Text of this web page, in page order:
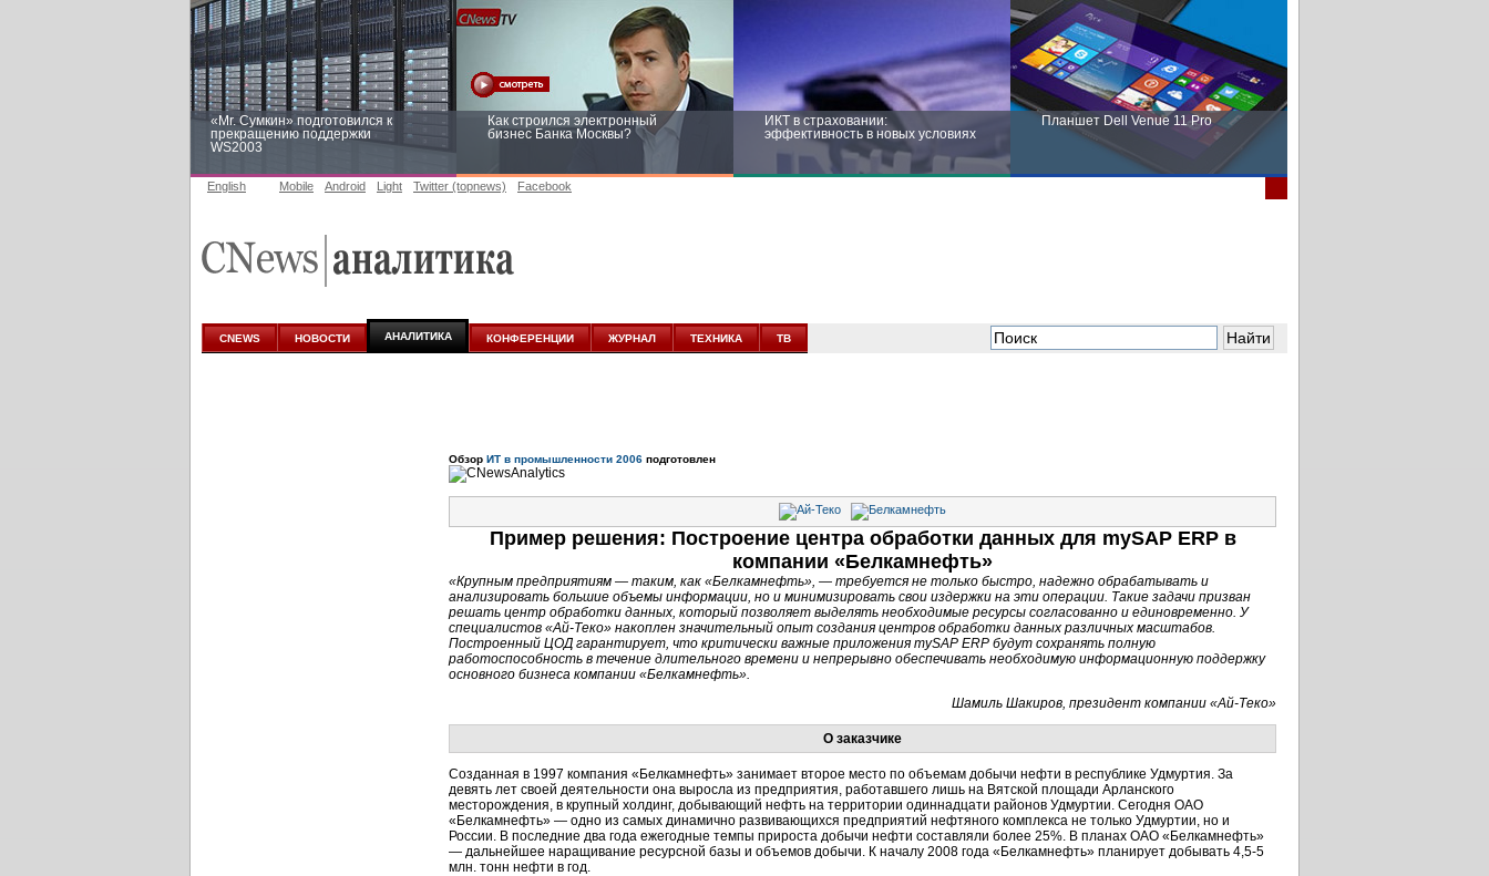
«Mr. Сумкин» подготовился к
прекращению поддержки
WS2003
Как строился электронный
бизнес Банка Москвы?
ИКТ в страховании:
эффективность в новых условиях
Планшет Dell Venue 11 Pro
аналитике
новых условиях
English Mobile Android Light Twitter (topnews) Facebook
CNEWS НОВОСТИ АНАЛИТИКА КОНФЕРЕНЦИИ ЖУРНАЛ ТЕХНИКА ТВ
Обзор ИТ в промышленности 2006 подготовлен
Пример решения: Построение центра обработки данных для mySAP ERP в
компании «Белкамнефть»
«Крупным предприятиям — таким, как «Белкамнефть», — требуется не только быстро, надежно обрабатывать и
анализировать большие объемы информации, но и минимизировать свои издержки на эти операции. Такие задачи призван
решать центр обработки данных, который позволяет выделять необходимые ресурсы согласованно и единовременно. У
специалистов «Ай-Теко» накоплен значительный опыт создания центров обработки данных различных масштабов.
Построенный ЦОД гарантирует, что критически важные приложения mySAP ERP будут сохранять полную
работоспособность в течение длительного времени и непрерывно обеспечивать необходимую информационную поддержку
основного бизнеса компании «Белкамнефть».
Шамиль Шакиров, президент компании «Ай-Теко»
О заказчике
Созданная в 1997 компания «Белкамнефть» занимает второе место по объемам добычи нефти в республике Удмуртия. За
девять лет своей деятельности она выросла из предприятия, работавшего лишь на Вятской площади Арланского
месторождения, в крупный холдинг, добывающий нефть на территории одиннадцати районов Удмуртии. Сегодня ОАО
«Белкамнефть» — одно из самых динамично развивающихся предприятий нефтяного комплекса не только Удмуртии, но и
России. В последние два года ежегодные темпы прироста добычи нефти составляли более 25%. В планах ОАО «Белкамнефть»
— дальнейшее наращивание ресурсной базы и объемов добычи. К началу 2008 года «Белкамнефть» планирует добывать 4,5-5
млн. тонн нефти в год.